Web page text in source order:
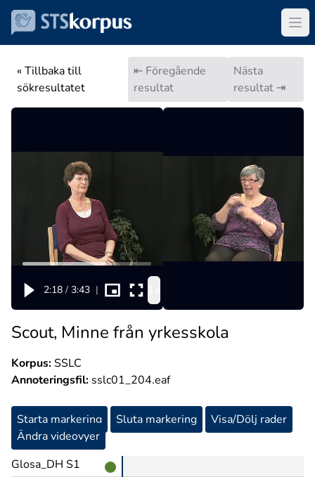
« Tillbaka till
sökresultatet
⇤ Föregående
resultat
Nästa
resultat ⇥
2:18 / 3:43 |
Scout, Minne från yrkesskola
Korpus:SSLC
Annoteringsfil: sslc01_204.eaf
Starta markering Sluta markering
Visa/Dölj rader
Ändra videovyer
Glosa_DH S1